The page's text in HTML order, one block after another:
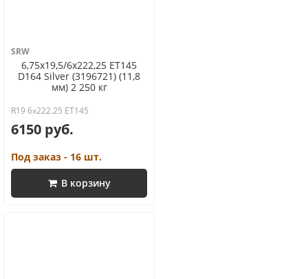
SRW
6,75x19,5/6x222,25 ET145
D164 Silver (3196721) (11,8
мм) 2 250 кг
R19 6x222.25 ET145
6150 руб.
Под заказ - 16 шт.
В корзину